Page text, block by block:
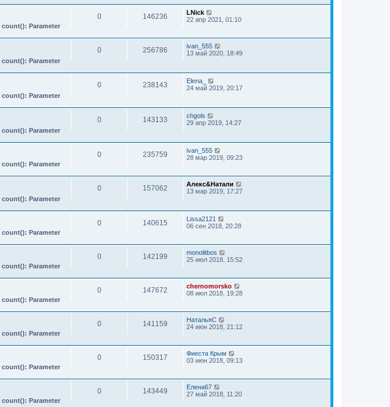
count(): Parameter
0 146236
LNick
22 апр 2021, 01:10
count(): Parameter
0 256786
ivan_555
13 май 2020, 18:49
count(): Parameter
0 238143
Elena_
24 май 2019, 20:17
count(): Parameter
0 143133
chgols
29 апр 2019, 14:27
count(): Parameter
0 235759
ivan_555
28 мар 2019, 09:23
count(): Parameter
0 157062
Алекс&Натали
13 мар 2019, 17:27
count(): Parameter
0 140615
Lissa2121
06 сен 2018, 20:28
count(): Parameter
0 142199
monolitbos
25 июл 2018, 15:52
count(): Parameter
0 147672
chernomorsko
08 июл 2018, 19:28
count(): Parameter
0 141159
НатальяС
24 июн 2018, 21:12
count(): Parameter
0 150317
Фиеста Крым
03 июн 2018, 09:13
count(): Parameter
0 143449
Елена67
27 май 2018, 11:20